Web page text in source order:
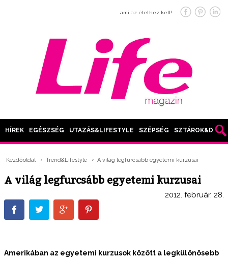
… ami az élethez kell!
HÍREK EGÉSZSÉG UTAZÁS&LIFESTYLE SZÉPSÉG SZTÁROK&DIVAT
Kezdőoldal Trend&Lifestyle A világ legfurcsább egyetemi kurzusai
A világ legfurcsább egyetemi kurzusai
2012. február. 28.
Amerikában az egyetemi kurzusok között a legkülönösebb